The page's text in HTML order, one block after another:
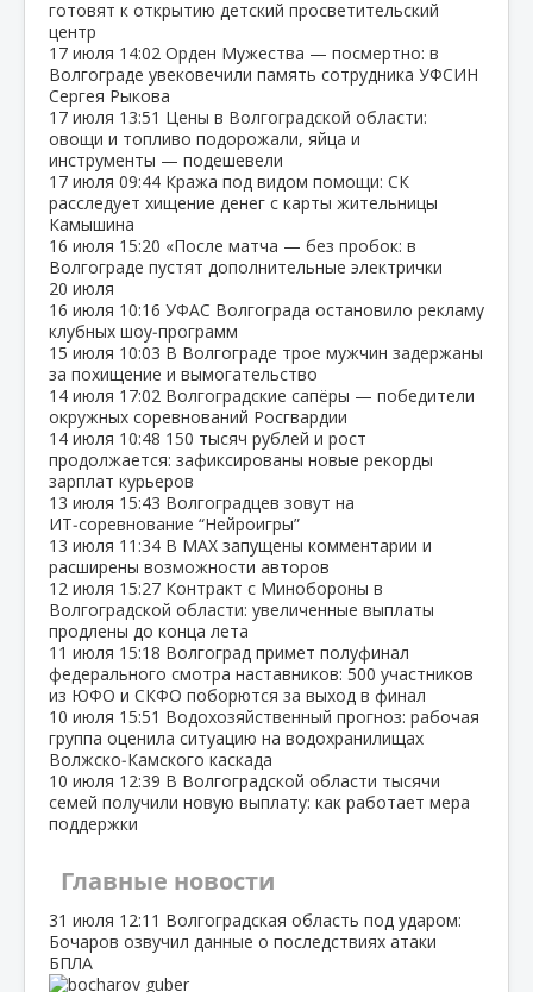
готовят к открытию детский просветительский
центр
17 июля 14:02 Орден Мужества — посмертно: в
Волгограде увековечили память сотрудника УФСИН
Сергея Рыкова
17 июля 13:51 Цены в Волгоградской области:
овощи и топливо подорожали, яйца и
инструменты — подешевели
17 июля 09:44 Кража под видом помощи: СК
расследует хищение денег с карты жительницы
Камышина
16 июля 15:20 «После матча — без пробок: в
Волгограде пустят дополнительные электрички
20 июля
16 июля 10:16 УФАС Волгограда остановило рекламу
клубных шоу‑программ
15 июля 10:03 В Волгограде трое мужчин задержаны
за похищение и вымогательство
14 июля 17:02 Волгоградские сапёры — победители
окружных соревнований Росгвардии
14 июля 10:48 150 тысяч рублей и рост
продолжается: зафиксированы новые рекорды
зарплат курьеров
13 июля 15:43 Волгоградцев зовут на
ИТ‑соревнование “Нейроигры”
13 июля 11:34 В МАХ запущены комментарии и
расширены возможности авторов
12 июля 15:27 Контракт с Минобороны в
Волгоградской области: увеличенные выплаты
продлены до конца лета
11 июля 15:18 Волгоград примет полуфинал
федерального смотра наставников: 500 участников
из ЮФО и СКФО поборются за выход в финал
10 июля 15:51 Водохозяйственный прогноз: рабочая
группа оценила ситуацию на водохранилищах
Волжско‑Камского каскада
10 июля 12:39 В Волгоградской области тысячи
семей получили новую выплату: как работает мера
поддержки
Главные новости
31 июля 12:11 Волгоградская область под ударом:
Бочаров озвучил данные о последствиях атаки
БПЛА